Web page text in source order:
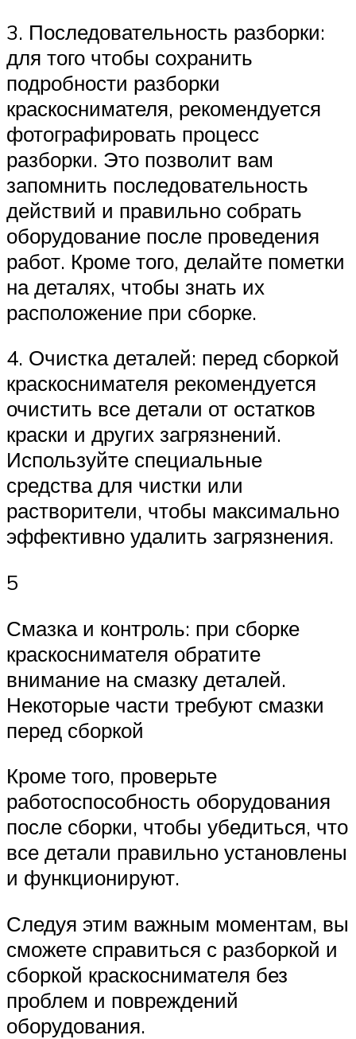
3. Последовательность разборки:
для того чтобы сохранить
подробности разборки
краскоснимателя, рекомендуется
фотографировать процесс
разборки. Это позволит вам
запомнить последовательность
действий и правильно собрать
оборудование после проведения
работ. Кроме того, делайте пометки
на деталях, чтобы знать их
расположение при сборке.
4. Очистка деталей: перед сборкой
краскоснимателя рекомендуется
очистить все детали от остатков
краски и других загрязнений.
Используйте специальные
средства для чистки или
растворители, чтобы максимально
эффективно удалить загрязнения.
5
Смазка и контроль: при сборке
краскоснимателя обратите
внимание на смазку деталей.
Некоторые части требуют смазки
перед сборкой
Кроме того, проверьте
работоспособность оборудования
после сборки, чтобы убедиться, что
все детали правильно установлены
и функционируют.
Следуя этим важным моментам, вы
сможете справиться с разборкой и
сборкой краскоснимателя без
проблем и повреждений
оборудования.